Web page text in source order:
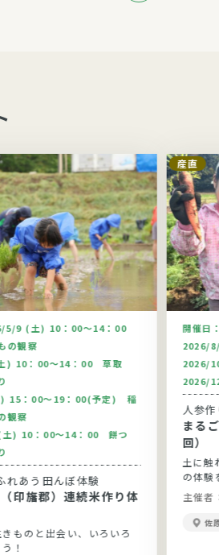
5/9 (土) 10：00～14：00
の観察
) 10：00～14：00 草取
15：00～19：00(予定) 稲
観察
) 10：00～14：00 餅つ
れあう田んぼ体験
印旛郡）連続米作り体
ものと出会い、いろいろ
！
産直
開催日
2026/
2026/
2026/
人参
まる
回）
土に触
の体験
主催者
佐